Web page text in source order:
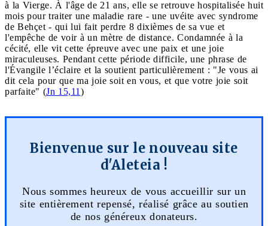
à la Vierge. À l'âge de 21 ans, elle se retrouve hospitalisée huit
mois pour traiter une maladie rare - une uvéite avec syndrome
de Behçet - qui lui fait perdre 8 dixièmes de sa vue et
l'empêche de voir à un mètre de distance. Condamnée à la
cécité, elle vit cette épreuve avec une paix et une joie
miraculeuses. Pendant cette période difficile, une phrase de
l'Évangile l’éclaire et la soutient particulièrement : "Je vous ai
dit cela pour que ma joie soit en vous, et que votre joie soit
parfaite" (Jn 15,11 )
Bienvenue sur le nouveau site
d'Aleteia !
Nous sommes heureux de vous accueillir sur un
site entièrement repensé, réalisé grâce au soutien
de nos généreux donateurs.